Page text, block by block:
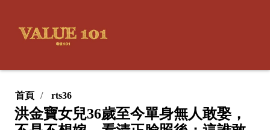
首頁 rts36
洪金寶女兒36歲至今單身無人敢娶，